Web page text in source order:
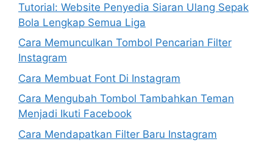
Tutorial: Website Penyedia Siaran Ulang Sepak
Bola Lengkap Semua Liga
Cara Memunculkan Tombol Pencarian Filter
Instagram
Cara Membuat Font Di Instagram
Cara Mengubah Tombol Tambahkan Teman
Menjadi Ikuti Facebook
Cara Mendapatkan Filter Baru Instagram